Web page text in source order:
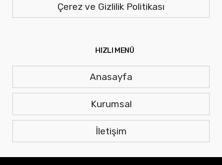
Çerez ve Gizlilik Politikası
HIZLI MENÜ
Anasayfa
Kurumsal
İletişim